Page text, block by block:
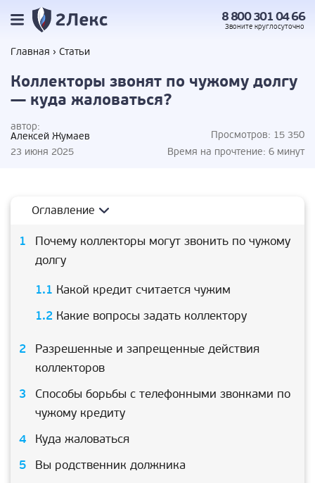
8 800 301 04 66
Звоните круглосуточно
Главная Статьи
Коллекторы звонят по чужому долгу
— куда жаловаться?
автор:
Алексей Жумаев
23 июня 2025
Просмотров: 15 350
Время на прочтение: 6 минут
Оглавление
Почему коллекторы могут звонить по чужому
долгу
Какой кредит считается чужим
Какие вопросы задать коллектору
Разрешенные и запрещенные действия
коллекторов
Способы борьбы с телефонными звонками по
чужому кредиту
Куда жаловаться
Вы родственник должника